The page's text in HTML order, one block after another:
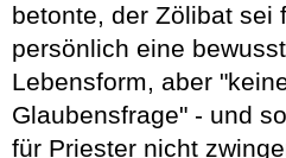
betonte, der Zölibat sei
persönlich eine
Lebensform, aber
Glaubensfrage" - und
für Priester nicht